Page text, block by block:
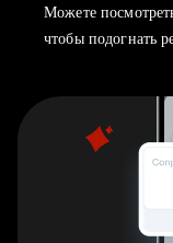
Можете
чтобы подогнать